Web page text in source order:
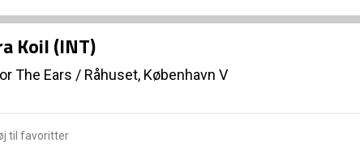
Koil (INT)
The Ears / Råhuset, København V
til favoritter